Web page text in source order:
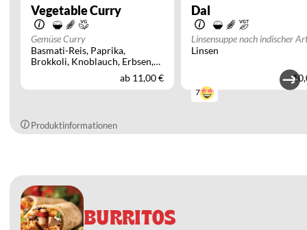
Vegetable Curry
Gemüse Curry
Basmati-Reis Paprika
Brokkoli Knoblauch Erbsen
Bockshornkleeblätter
würzige
ab 11,00 €
Dal
Linsensuppe nach indischer
und mit Brot als Beilage, auf
Linsen
7
Produktinformationen
BURRITOS